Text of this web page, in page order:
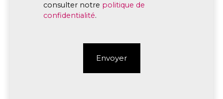
consulter notre politique de
confidentialité.
Envoyer